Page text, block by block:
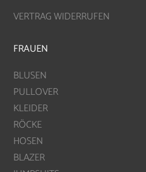
VERTRAG WIDERRUFEN
FRAUEN
BLUSEN
PULLOVER
KLEIDER
RÖCKE
HOSEN
BLAZER